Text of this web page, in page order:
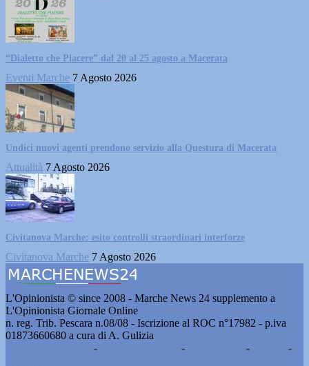
“Dialetto che Piacere” dal 20 al 25 agosto a Macerata
Eventi Marche 7 Agosto 2026
Undici nuovi agenti prendono servizio alla Questura di Macerata
Attualità 7 Agosto 2026
Civitanova Marche: esito controlli straordinari interforze
Civitanova Marche 7 Agosto 2026
L'Opinionista © since 2008 - Marche News 24 supplemento a
L'Opinionista Giornale Online
n. reg. Trib. Pescara n.08/08 - Iscrizione al ROC n°17982 - p.iva
01873660680 a cura di A. Gulizia
- - -
-